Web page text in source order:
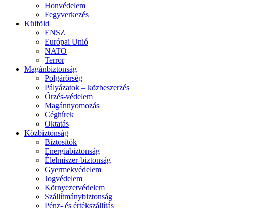
Honvédelem
Fegyverkezés
Külföld
ENSZ
Európai Unió
NATO
Terror
Magánbiztonság
Polgárőrség
Pályázatok – közbeszerzés
Őrzés-védelem
Magánnyomozás
Céghírek
Oktatás
Közbiztonság
Biztosítók
Energiabiztonság
Élelmiszer-biztonság
Gyermekvédelem
Jogvédelem
Környezetvédelem
Szállítmánybiztonság
Pénz- és értékszállítás